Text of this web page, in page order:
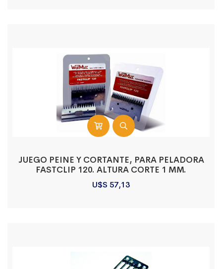
JUEGO PEINE Y CORTANTE, PARA PELADORA
FASTCLIP 120. ALTURA CORTE 1 MM.
U$S 57,13